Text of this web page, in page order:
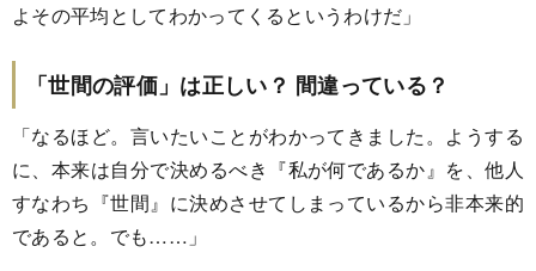
よその平均としてわかってくるというわけだ」
「世間の評価」は正しい？ 間違っている？
「なるほど。言いたいことがわかってきました。ようする
に、本来は自分で決めるべき『私が何であるか』を、他人
すなわち『世間』に決めさせてしまっているから非本来的
であると。でも……」